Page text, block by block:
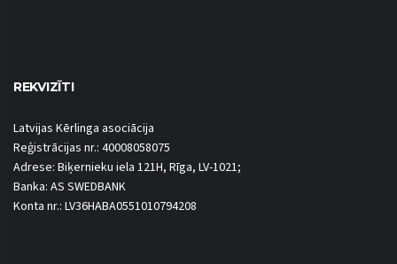
REKVIZĪTI
Latvijas Kērlinga asociācija
Reģistrācijas nr.: 40008058075
Adrese: Biķernieku iela 121H, Rīga, LV-1021;
Banka: AS SWEDBANK
Konta nr.: LV36HABA0551010794208